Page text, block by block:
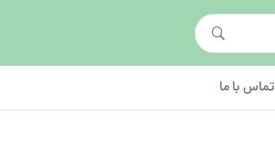
تماس با ما